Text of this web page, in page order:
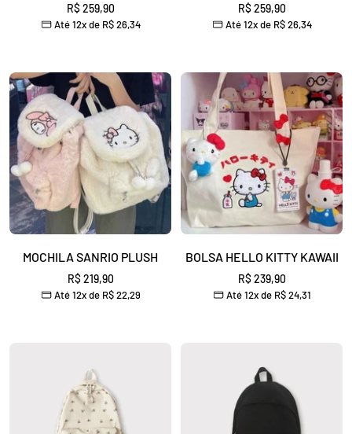
Preço
promocional
R$ 259,90
Até 12x de R$ 26,34
Preço
promocional
R$ 259,90
Até 12x de R$ 26,34
MOCHILA SANRIO PLUSH
Preço
promocional
R$ 219,90
Até 12x de R$ 22,29
BOLSA HELLO KITTY KAWAII
Preço
promocional
R$ 239,90
Até 12x de R$ 24,31